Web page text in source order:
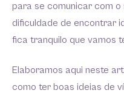
para se comunicar com o
dificuldade de encontrar
fica tranquilo que vamos
Elaboramos aqui neste
como ter boas ideias de